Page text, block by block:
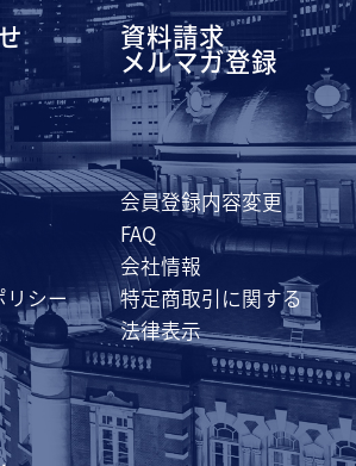
資料請求
メルマガ登録
会員登録内容変更
FAQ
会社情報
リシー
特定商取引に関する
法律表示